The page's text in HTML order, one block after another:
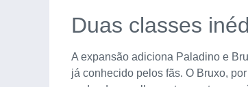
Duas classes
A expansão adiciona Paladino e
já conhecido pelos fãs. O Bruxo,